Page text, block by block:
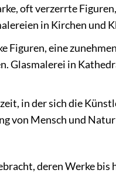
oft verzerrte
in Kirchen und
Figuren, eine
Glasmalerei in
in der sich die
von Mensch und
deren Werke